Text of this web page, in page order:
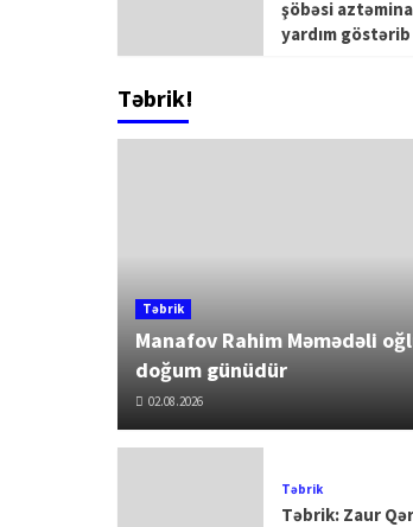
şöbəsi
yardım göstərib
Təbrik!
Təbrik
Manafov Rahim Məmədəli
doğum günüdür
02.08.2026
Təbrik
Təbrik: Zaur